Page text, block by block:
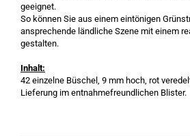
geeignet.
So können Sie aus einem eintönigen
ansprechende ländliche Szene mit einem
gestalten.
Inhalt:
42 einzelne Büschel, 9 mm hoch, rot
Lieferung im entnahmefreundlichen Blister.